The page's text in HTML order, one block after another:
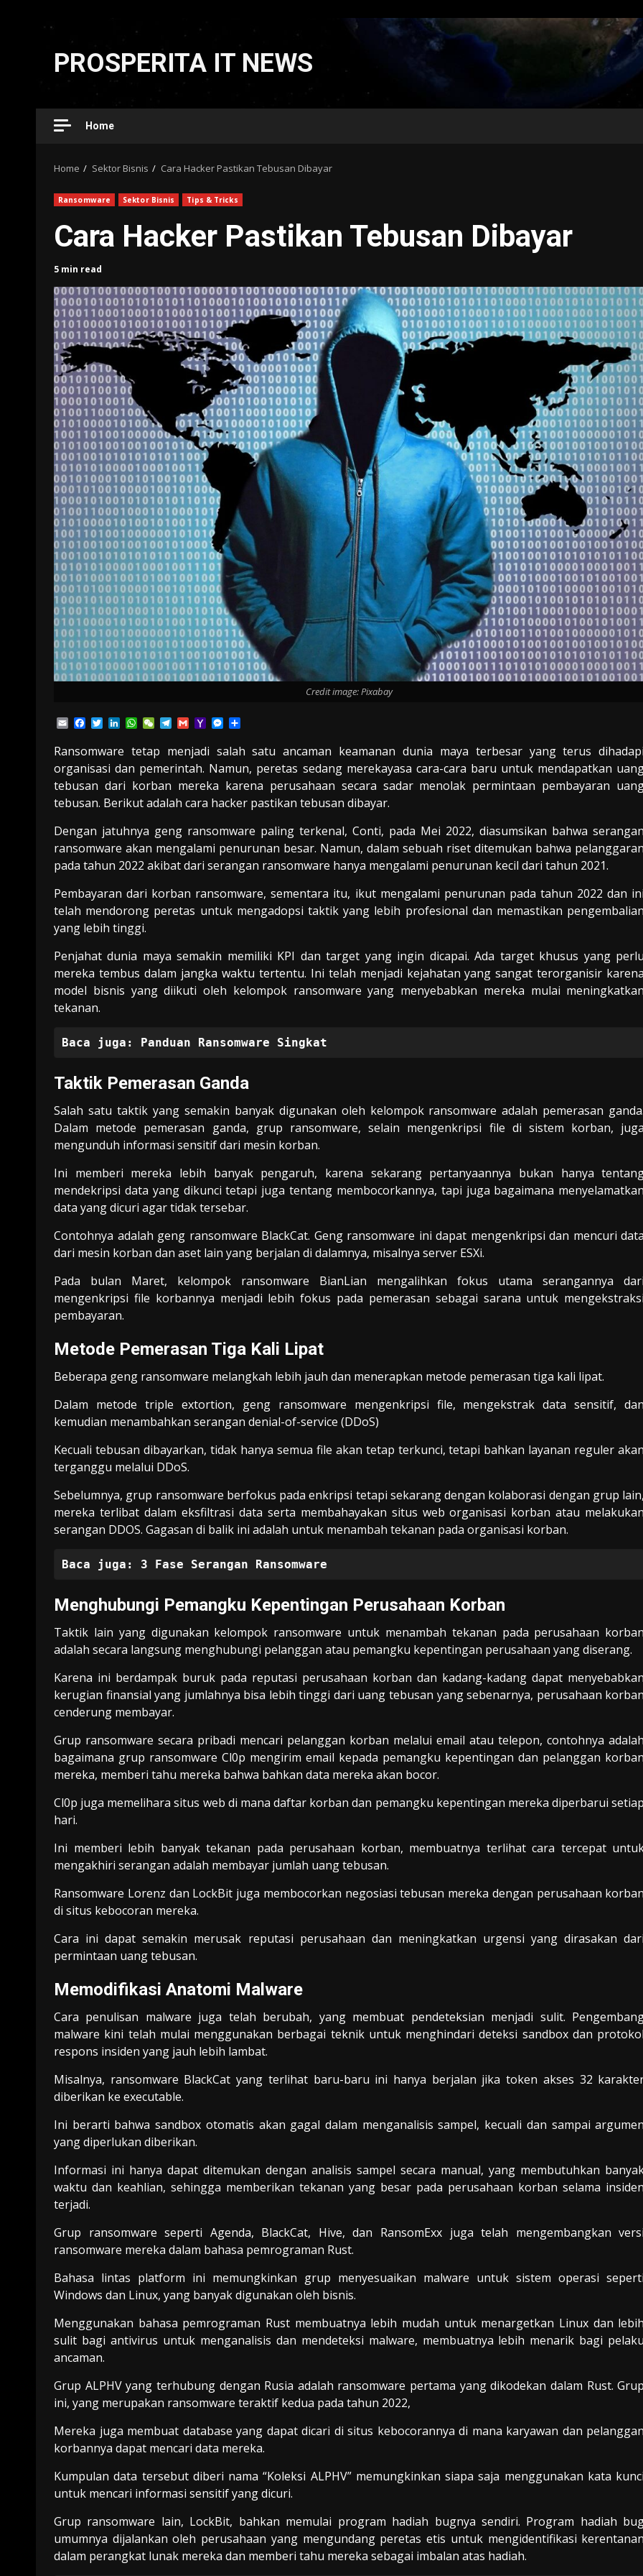
Skip
content
PROSPERITA IT NEWS
Home
Home Sektor Bisnis Cara Hacker Pastikan Tebusan Dibayar
Ransomware Sektor Bisnis Tips & Tricks
Cara Hacker Pastikan Tebusan Dibayar
5 min read
Credit image: Pixabay
EmailFacebook
TwitterLinkedIn
WhatsApp
WeChatTelegram
GmailYahooMessenger
Ransomware tetap menjadi salah satu ancaman keamanan dunia maya terbesar yang terus dihadapi
organisasi dan pemerintah. Namun, peretas sedang merekayasa cara-cara baru untuk mendapatkan
tebusan dari korban mereka karena perusahaan secara sadar menolak permintaan pembayaran
tebusan. Berikut adalah cara hacker pastikan tebusan dibayar.
Dengan jatuhnya geng ransomware paling terkenal, Conti, pada Mei 2022, diasumsikan bahwa serangan
ransomware akan mengalami penurunan besar. Namun, dalam sebuah riset ditemukan bahwa pelanggaran
pada tahun 2022 akibat dari serangan ransomware hanya mengalami penurunan kecil dari tahun 2021.
Pembayaran dari korban ransomware, sementara itu, ikut mengalami penurunan pada tahun 2022 dan ini
telah mendorong peretas untuk mengadopsi taktik yang lebih profesional dan memastikan pengembalian
yang lebih tinggi.
Penjahat dunia maya semakin memiliki KPI dan target yang ingin dicapai. Ada target khusus yang perlu
mereka tembus dalam jangka waktu tertentu. Ini telah menjadi kejahatan yang sangat terorganisir karena
model bisnis yang diikuti oleh kelompok ransomware yang menyebabkan mereka mulai meningkatkan
tekanan.
Baca juga: Panduan Ransomware Singkat
Taktik Pemerasan Ganda
Salah satu taktik yang semakin banyak digunakan oleh kelompok ransomware adalah pemerasan ganda.
Dalam metode pemerasan ganda, grup ransomware, selain mengenkripsi file di sistem korban, juga
mengunduh informasi sensitif dari mesin korban.
Ini memberi mereka lebih banyak pengaruh, karena sekarang pertanyaannya bukan hanya
mendekripsi data yang dikunci tetapi juga tentang membocorkannya, tapi juga bagaimana menyelamatkan
data yang dicuri agar tidak tersebar.
Contohnya adalah geng ransomware BlackCat. Geng ransomware ini dapat mengenkripsi dan mencuri data
dari mesin korban dan aset lain yang berjalan di dalamnya, misalnya server ESXi.
Pada bulan Maret, kelompok ransomware BianLian mengalihkan fokus utama serangannya dari
mengenkripsi file korbannya menjadi lebih fokus pada pemerasan sebagai sarana untuk mengekstraksi
pembayaran.
Metode Pemerasan Tiga Kali Lipat
Beberapa geng ransomware melangkah lebih jauh dan menerapkan metode pemerasan tiga kali lipat.
Dalam metode triple extortion, geng ransomware mengenkripsi file, mengekstrak data sensitif, dan
kemudian menambahkan serangan denial-of-service (DDoS)
Kecuali tebusan dibayarkan, tidak hanya semua file akan tetap terkunci, tetapi bahkan layanan reguler akan
terganggu melalui DDoS.
Sebelumnya, grup ransomware berfokus pada enkripsi tetapi sekarang dengan kolaborasi dengan grup lain,
mereka terlibat dalam eksfiltrasi data serta membahayakan situs web organisasi korban atau melakukan
serangan DDOS. Gagasan di balik ini adalah untuk menambah tekanan pada organisasi korban.
Baca juga: 3 Fase Serangan Ransomware
Menghubungi Pemangku Kepentingan Perusahaan Korban
Taktik lain yang digunakan kelompok ransomware untuk menambah tekanan pada perusahaan korban
adalah secara langsung menghubungi pelanggan atau pemangku kepentingan perusahaan yang diserang.
Karena ini berdampak buruk pada reputasi perusahaan korban dan kadang-kadang dapat menyebabkan
kerugian finansial yang jumlahnya bisa lebih tinggi dari uang tebusan yang sebenarnya, perusahaan korban
cenderung membayar.
Grup ransomware secara pribadi mencari pelanggan korban melalui email atau telepon, contohnya adalah
bagaimana grup ransomware Cl0p mengirim email kepada pemangku kepentingan dan pelanggan korban
mereka, memberi tahu mereka bahwa bahkan data mereka akan bocor.
Cl0p juga memelihara situs web di mana daftar korban dan pemangku kepentingan mereka diperbarui setiap
hari.
Ini memberi lebih banyak tekanan pada perusahaan korban, membuatnya terlihat cara tercepat
mengakhiri serangan adalah membayar jumlah uang tebusan.
Ransomware Lorenz dan LockBit juga membocorkan negosiasi tebusan mereka dengan perusahaan korban
di situs kebocoran mereka.
Cara ini dapat semakin merusak reputasi perusahaan dan meningkatkan urgensi yang dirasakan dari
permintaan uang tebusan.
Memodifikasi Anatomi Malware
Cara penulisan malware juga telah berubah, yang membuat pendeteksian menjadi sulit.
malware kini telah mulai menggunakan berbagai teknik untuk menghindari deteksi sandbox dan protokol
respons insiden yang jauh lebih lambat.
Misalnya, ransomware BlackCat yang terlihat baru-baru ini hanya berjalan jika token akses 32
diberikan ke executable.
Ini berarti bahwa sandbox otomatis akan gagal dalam menganalisis sampel, kecuali dan sampai argumen
yang diperlukan diberikan.
Informasi ini hanya dapat ditemukan dengan analisis sampel secara manual, yang membutuhkan
waktu dan keahlian, sehingga memberikan tekanan yang besar pada perusahaan korban selama insiden
terjadi.
Grup ransomware seperti Agenda, BlackCat, Hive, dan RansomExx juga telah mengembangkan versi
ransomware mereka dalam bahasa pemrograman Rust.
Bahasa lintas platform ini memungkinkan grup menyesuaikan malware untuk sistem operasi seperti
Windows dan Linux, yang banyak digunakan oleh bisnis.
Menggunakan bahasa pemrograman Rust membuatnya lebih mudah untuk menargetkan Linux dan lebih
sulit bagi antivirus untuk menganalisis dan mendeteksi malware, membuatnya lebih menarik bagi pelaku
ancaman.
Grup ALPHV yang terhubung dengan Rusia adalah ransomware pertama yang dikodekan dalam Rust. Grup
ini, yang merupakan ransomware teraktif kedua pada tahun 2022,
Mereka juga membuat database yang dapat dicari di situs kebocorannya di mana karyawan dan pelanggan
korbannya dapat mencari data mereka.
Kumpulan data tersebut diberi nama “Koleksi ALPHV” memungkinkan siapa saja menggunakan kata kunci
untuk mencari informasi sensitif yang dicuri.
Grup ransomware lain, LockBit, bahkan memulai program hadiah bugnya sendiri. Program hadiah
umumnya dijalankan oleh perusahaan yang mengundang peretas etis untuk mengidentifikasi kerentanan
dalam perangkat lunak mereka dan memberi tahu mereka sebagai imbalan atas hadiah.